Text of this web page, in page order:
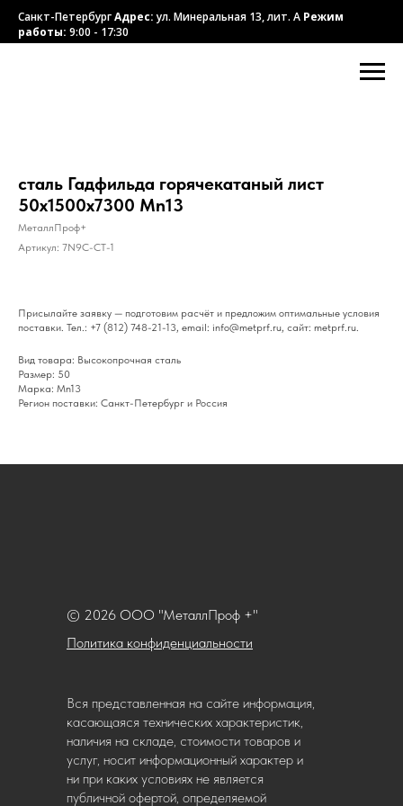
Санкт-ПетербургАдрес:ул. Минеральная 13, лит. А Режим
работы: 9:00 - 17:30
сталь Гадфильда горячекатаный лист
50х1500х7300 Mn13
МеталлПроф+
Артикул: 7N9C-CT-1
Присылайте заявку — подготовим расчёт и предложим оптимальные условия
поставки. Тел.: +7 (812) 748-21-13, email: info@metprf.ru, сайт: metprf.ru.
Вид товара: Высокопрочная сталь
Размер: 50
Марка: Mn13
Регион поставки: Санкт-Петербург и Россия
Политика конфиденциальности
© 2026 ООО "МеталлПроф +"
Вся представленная на сайте информация,
касающаяся технических характеристик,
наличия на складе, стоимости товаров и
услуг, носит информационный характер и
ни при каких условиях не является
публичной офертой, определяемой